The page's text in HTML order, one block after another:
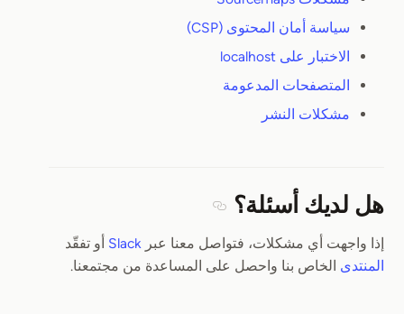
سياسة أمان المحتوى (CSP)
الاختبار على localhost
المتصفحات المدعومة
مشكلات النشر
هل لديك أسئلة؟
إذا واجهت أي مشكلات، فتواصل معنا عبر Slack أو تفقّد
المنتدى الخاص بنا واحصل على المساعدة من مجتمعنا.